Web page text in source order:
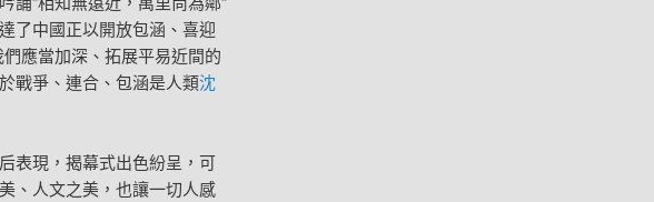
了中國正以開放包涵、喜迎
應當加深、拓展平易近間的
戰爭、連合、包涵是人類沈
表現，揭幕式出色紛呈，可
、人文之美，也讓一切人感